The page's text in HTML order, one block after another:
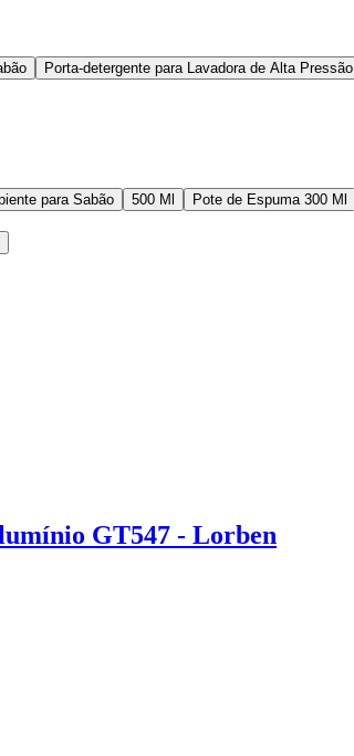
Porta-detergente para Lavadora de Alta Pressão
para Sabão 500 Ml Pote de Espuma 300 Ml
GT547 - Lorben